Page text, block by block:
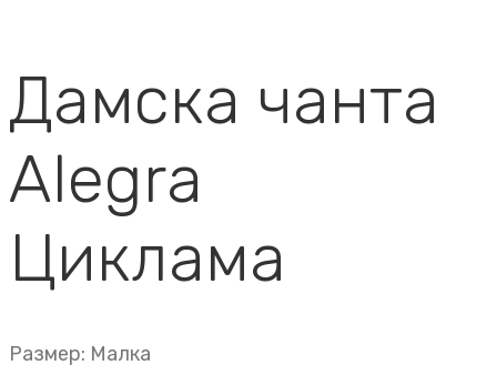
Дамска чанта
Alegra
Циклама
Размер: Малка